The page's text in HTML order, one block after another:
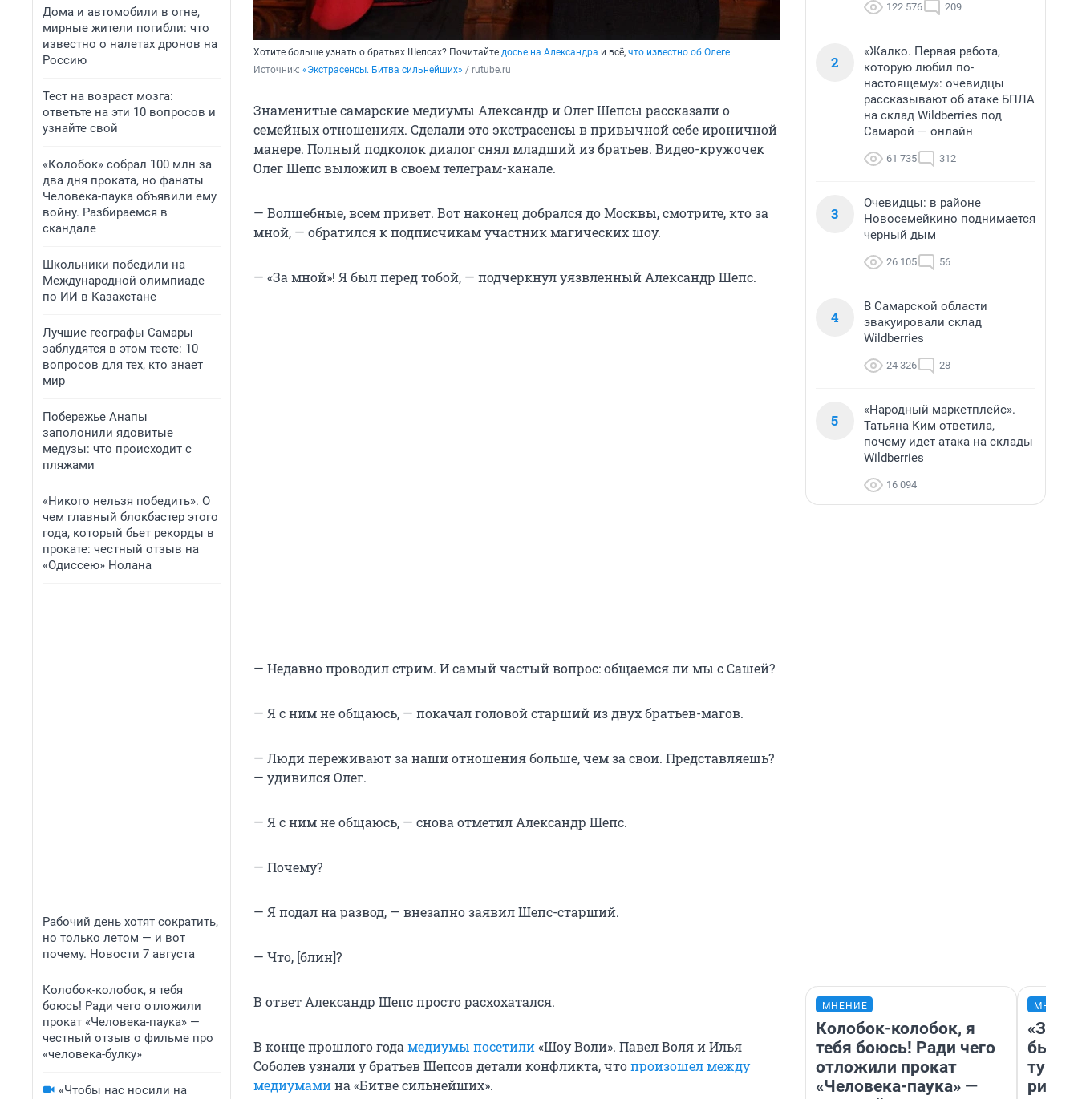
Дома и автомобили в огне,
мирные жители погибли: что
известно о налетах дронов на
Россию
Тест на возраст мозга:
ответьте на эти 10 вопросов и
узнайте свой
«Колобок» собрал 100 млн за
два дня проката, но фанаты
Человека-паука объявили ему
войну. Разбираемся в
скандале
Школьники победили на
Международной олимпиаде
по ИИ в Казахстане
Лучшие географы Самары
заблудятся в этом тесте: 10
вопросов для тех, кто знает
мир
Побережье Анапы
заполонили ядовитые
медузы: что происходит с
пляжами
«Никого нельзя победить». О
чем главный блокбастер этого
года, который бьет рекорды в
прокате: честный отзыв на
«Одиссею» Нолана
Рабочий день хотят сократить,
но только летом — и вот
почему. Новости 7 августа
Колобок-колобок, я тебя
боюсь! Ради чего отложили
прокат «Человека-паука» —
честный отзыв о фильме про
«человека-булку»
«Чтобы нас носили на
Хотите больше узнать о братьях Шепсах? Почитайте досье на Александра и всё, что известно об Олеге
Источник: «Экстрасенсы. Битва сильнейших» / rutube.ru
Знаменитые самарские медиумы Александр и Олег Шепсы рассказали о
семейных отношениях. Сделали это экстрасенсы в привычной себе ироничной
манере. Полный подколок диалог снял младший из братьев. Видео-кружочек
Олег Шепс выложил в своем телеграм-канале.
— Волшебные, всем привет. Вот наконец добрался до Москвы, смотрите, кто за
мной, — обратился к подписчикам участник магических шоу.
— «За мной»! Я был перед тобой, — подчеркнул уязвленный Александр Шепс.
— Недавно проводил стрим. И самый частый вопрос: общаемся ли мы с Сашей?
— Я с ним не общаюсь, — покачал головой старший из двух братьев-магов.
— Люди переживают за наши отношения больше, чем за свои. Представляешь?
— удивился Олег.
— Я с ним не общаюсь, — снова отметил Александр Шепс.
— Почему?
— Я подал на развод, — внезапно заявил Шепс-старший.
— Что, [блин]?
В ответ Александр Шепс просто расхохатался.
В конце прошлого года медиумы посетили«Шоу Воли». Павел Воля и Илья
Соболев узнали у братьев Шепсов детали конфликта, чтопроизошел между
медиумамина «Битве сильнейших».
122 576 209
2
«Жалко. Первая работа,
которую любил по-
настоящему»: очевидцы
рассказывают об атаке БПЛА
на склад Wildberries под
Самарой — онлайн
61 735 312
3
Очевидцы: в районе
Новосемейкино поднимается
черный дым
26 105 56
4
В Самарской области
эвакуировали склад
Wildberries
24 326 28
5
«Народный маркетплейс».
Татьяна Ким ответила,
почему идет атака на склады
Wildberries
16 094
МНЕНИЕ
Колобок-колобок, я
тебя боюсь! Ради чего
отложили прокат
«Человека-паука» —
«За
были